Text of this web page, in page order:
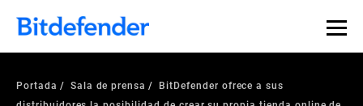
Portada Sala de prensa
BitDefender ofrece a sus